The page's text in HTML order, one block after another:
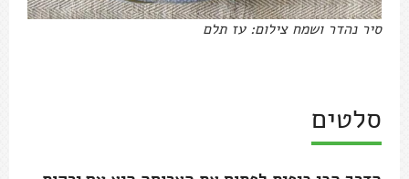
סיר נהדר ושמח צילום: עז תלם
סלטים